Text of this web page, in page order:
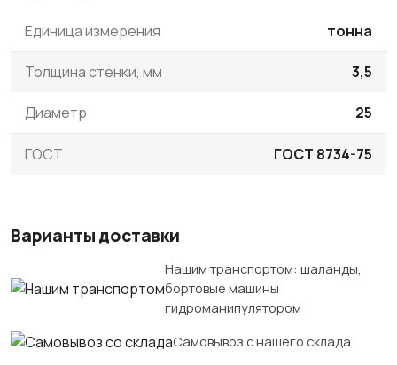
Единица измерения тонна
Толщина стенки, мм 3,5
Диаметр 25
ГОСТ ГОСТ 8734-75
Варианты доставки
Нашим транспортом: шаланды,
бортовые машины
гидроманипулятором
Самовывоз с нашего склада